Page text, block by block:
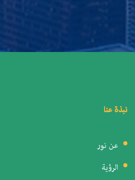
نبذة عنا
عن نور
الرؤية